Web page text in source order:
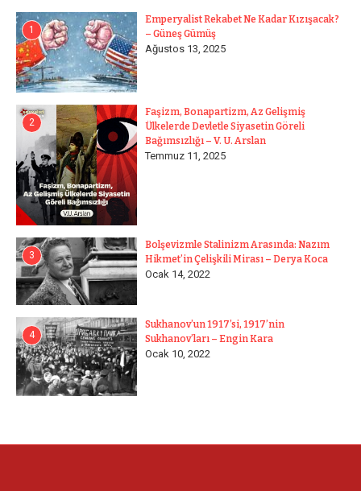
1
Emperyalist Rekabet Ne Kadar Kızışacak?
– Güneş Gümüş
Ağustos 13, 2025
2
Faşizm, Bonapartizm, Az Gelişmiş
Ülkelerde Devletle Siyasetin Göreli
Bağımsızlığı – V. U. Arslan
Temmuz 11, 2025
3
Bolşevizmle Stalinizm Arasında: Nazım
Hikmet’in Çelişkili Mirası – Derya Koca
Ocak 14, 2022
4
Sukhanov’un 1917’si, 1917’nin
Sukhanov’ları – Engin Kara
Ocak 10, 2022